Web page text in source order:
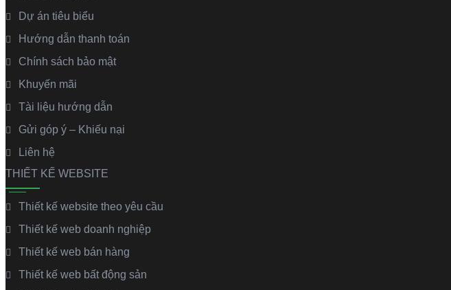
Dự án tiêu biểu
Hướng dẫn thanh toán
Chính sách bảo mật
Khuyến mãi
Tài liệu hướng dẫn
Gửi góp ý – Khiếu nại
Liên hệ
THIẾT KẾ WEBSITE
Thiết kế website theo yêu cầu
Thiết kế web doanh nghiệp
Thiết kế web bán hàng
Thiết kế web bất động sản